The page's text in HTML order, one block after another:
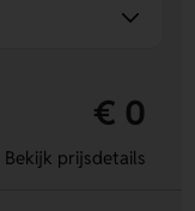
€ 0
Bekijk prijsdetails